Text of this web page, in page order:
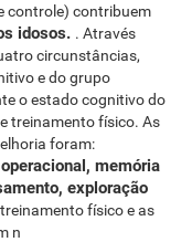
controle) contribuem
idosos. . Através
circunstâncias,
e do grupo
o estado cognitivo do
treinamento físico. As
foram:
memória
exploração
físico e as
n